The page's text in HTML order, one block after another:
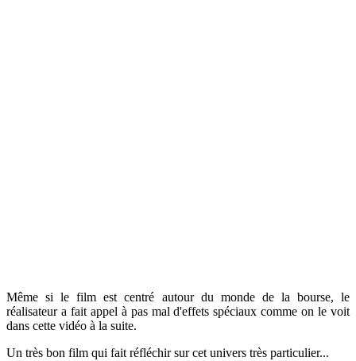
Même si le film est centré autour du monde de la bourse, le
réalisateur a fait appel à pas mal d'effets spéciaux comme on le voit
dans cette vidéo à la suite.
Un très bon film qui fait réfléchir sur cet univers très particulier...